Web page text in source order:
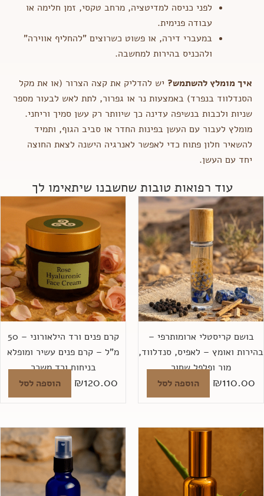
לפני כניסה למדיטציה, מרחב טקסי, זמן חלימה או
עבודה פנימית.
במעברי דירה, או פשוט כשרוצים "להחליף אווירה"
ולהכניס בהירות למחשבה.
איך מומלץ להשתמש?יש להדליק את קצה הצרור (או את מקל
הסנדלווד בנפרד) באמצעות נר או גפרור, לתת לאש לבעור מספר
שניות ולכבות בנשיפה עדינה כך שיוותר רק עשן סמיך וריחני.
מומלץ לעבור עם העשן בפינות החדר או סביב הגוף, ותמיד
להשאיר חלון פתוח כדי לאפשר לאנרגיה הישנה לצאת החוצה
יחד עם העשן.
עוד רפואות טובות שחשבנו שיתאימו לך
בושם קריסטלי ארומותרפי –
ואומץ – לאפיס, סנדלווד,
מור ופלפל שחור
₪110.00 הוספה לסל
קרם פנים ורד הילאורוני – 50
מ"ל – קרם פנים עשיר ומופלא
בניחוח ורד משכר
₪120.00 הוספה לסל